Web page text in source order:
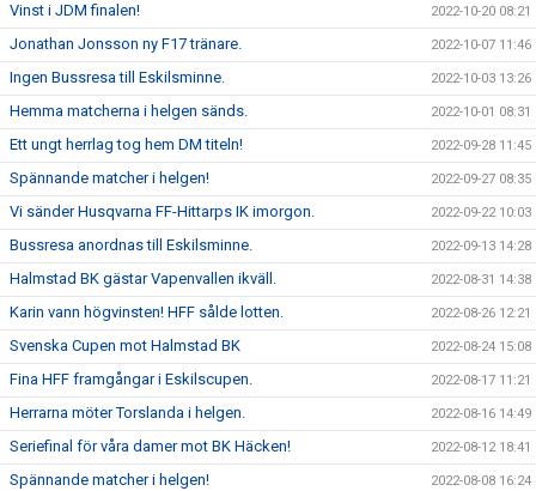
Vinst i JDM finalen! 2022-10-20 08:21
Jonathan Jonsson ny F17 tränare. 2022-10-07 11:46
Ingen Bussresa till Eskilsminne. 2022-10-03 13:26
Hemma matcherna i helgen sänds. 2022-10-01 08:31
Ett ungt herrlag tog hem DM titeln! 2022-09-28 11:45
Spännande matcher i helgen! 2022-09-27 08:35
Vi sänder Husqvarna FF-Hittarps IK imorgon. 2022-09-22 10:03
Bussresa anordnas till Eskilsminne. 2022-09-13 14:28
Halmstad BK gästar Vapenvallen ikväll. 2022-08-31 14:38
Karin vann högvinsten! HFF sålde lotten. 2022-08-26 12:21
Svenska Cupen mot Halmstad BK 2022-08-24 15:08
Fina HFF framgångar i Eskilscupen. 2022-08-17 11:21
Herrarna möter Torslanda i helgen. 2022-08-16 14:49
Seriefinal för våra damer mot BK Häcken! 2022-08-12 18:41
Spännande matcher i helgen! 2022-08-08 16:24